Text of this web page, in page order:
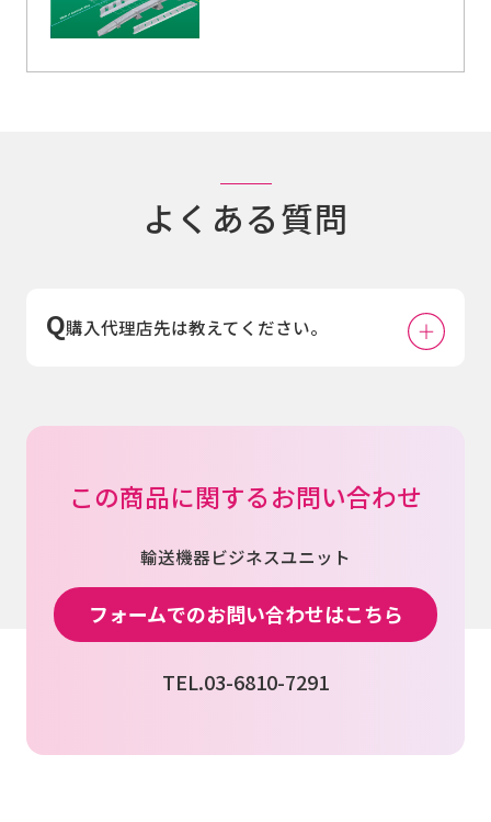
よくある質問
購入代理店先は教えてください。
この商品に関するお問い合わせ
輸送機器ビジネスユニット
フォームでのお問い合わせはこちら
TEL.03-6810-7291